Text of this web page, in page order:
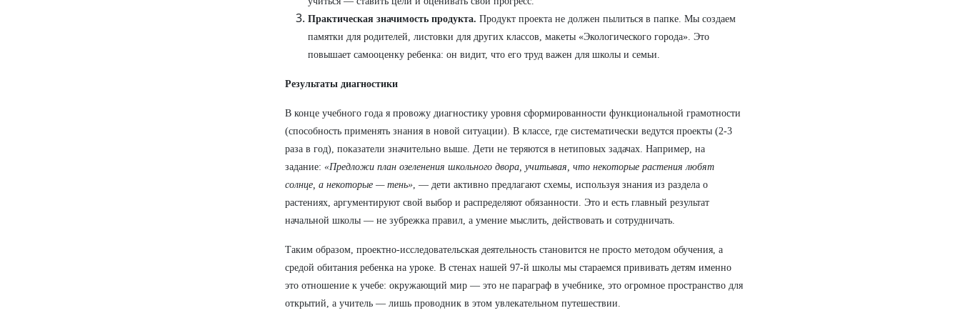
Практическая значимость продукта. Продукт проекта не должен пылиться в папке. Мы создаем
памятки для родителей, листовки для других классов, макеты «Экологического города». Это
повышает самооценку ребенка: он видит, что его труд важен для школы и семьи.
Результаты диагностики
В конце учебного года я провожу диагностику уровня сформированности функциональной грамотности
(способность применять знания в новой ситуации). В классе, где систематически ведутся проекты (2-3
раза в год), показатели значительно выше. Дети не теряются в нетиповых задачах. Например, на
задание: «Предложи план озеленения школьного двора, учитывая, что некоторые растения любят
солнце, а некоторые — тень», — дети активно предлагают схемы, используя знания из раздела о
растениях, аргументируют свой выбор и распределяют обязанности. Это и есть главный результат
начальной школы — не зубрежка правил, а умение мыслить, действовать и сотрудничать.
Таким образом, проектно-исследовательская деятельность становится не просто методом обучения, а
средой обитания ребенка на уроке. В стенах нашей 97-й школы мы стараемся прививать детям именно
это отношение к учебе: окружающий мир — это не параграф в учебнике, это огромное пространство для
открытий, а учитель — лишь проводник в этом увлекательном путешествии.